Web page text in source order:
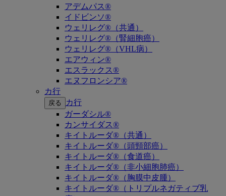
アデムパス®
イドビンソ®
ウェリレグ®（共通）
ウェリレグ®（腎細胞癌）
ウェリレグ®（VHL病）
エアウィン®
エスラックス®
エヌフロンシア®
カ行
戻る
カ行
ガーダシル®
カンサイダス®
キイトルーダ®（共通）
キイトルーダ®（頭頸部癌）
キイトルーダ®（食道癌）
キイトルーダ®（非小細胞肺癌）
キイトルーダ®（胸膜中皮腫）
キイトルーダ®（トリプルネガティブ乳